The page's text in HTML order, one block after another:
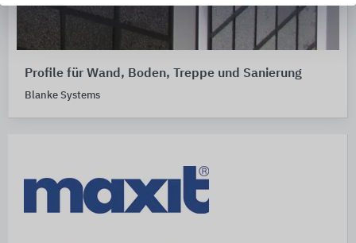
Profile für Wand, Boden, Treppe und Sanierung
Blanke Systems